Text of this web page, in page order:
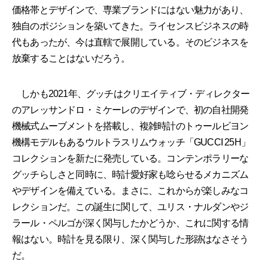
価格帯とデザインで、専業ブランドにはない魅力があり、
独自のポジションを築いてきた。ライセンスビジネスの時
代もあったが、今は直轄で展開している。そのビジネスを
放棄することはないだろう。
しかも2021年、グッチはクリエイティブ・ディレクター
のアレッサンドロ・ミケーレのデザインで、初の自社開発
機械式ムーブメントを搭載し、複雑時計のトゥールビヨン
機構モデルもあるウルトラスリムウォッチ「GUCCI 25H」
コレクションを新たに発売している。コンテンポラリーな
グッチらしさと同時に、時計愛好家も唸らせるメカニズム
やデザインを備えている。まさに、これからが楽しみなコ
レクションだ。この誕生に関して、ユリス・ナルダンやジ
ラール・ペルゴが深く関与したかどうか、これに関する情
報はない。時計を見る限り、深く関与した形跡はなさそう
だ。